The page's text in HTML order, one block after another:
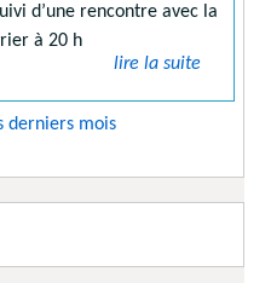
d’une rencontre avec la
à 20 h
lire la suite
derniers mois